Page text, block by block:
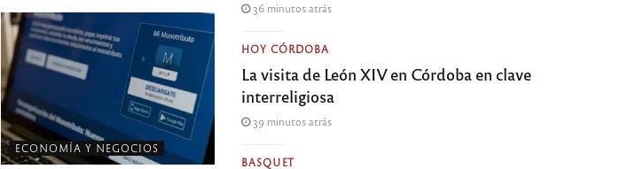
ECONOMÍA Y NEGOCIOS
36 minutos atrás
HOY CÓRDOBA
La visita de León XIV en Córdoba en clave
interreligiosa
39 minutos atrás
BASQUET